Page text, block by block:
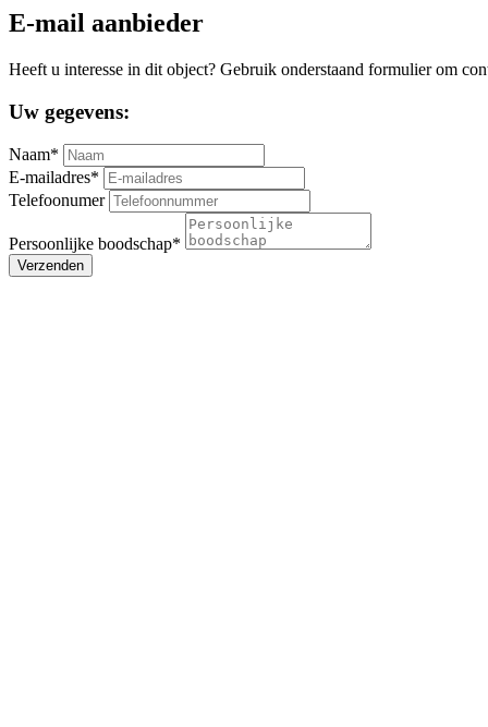
E-mail aanbieder
Heeft u interesse in dit object? Gebruik onderstaand formulier om
Uw gegevens:
Naam*
E-mailadres*
Telefoonumer
Persoonlijke boodschap*
Verzenden